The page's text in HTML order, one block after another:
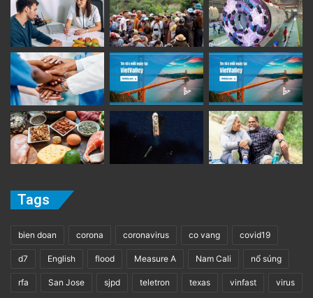
Tags
bien doan corona coronavirus co vang covid19
d7 English flood Measure A Nam Cali nổ súng
rfa San Jose sjpd teletron texas vinfast virus